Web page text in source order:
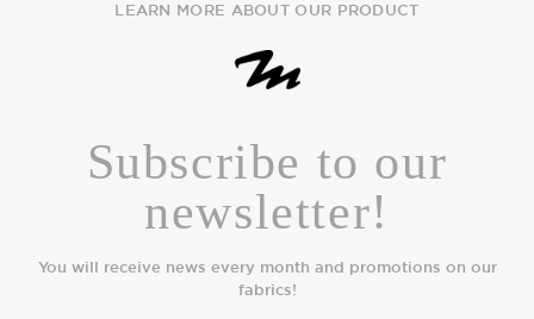
LEARN MORE ABOUT OUR PRODUCT
Subscribe to our
newsletter!
You will receive news every month and promotions on our
fabrics!